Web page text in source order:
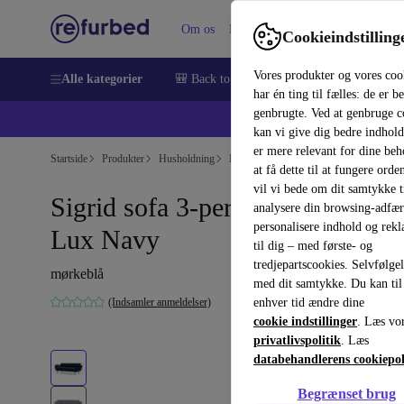
Vores produkter og vores
har én ting til fælles: de er
genbrugte. Ved at genbruge
kan vi give dig bedre
er mere relevant for dine
at få dette til at fungere
vil vi bede om dit samtykke
analysere din browsing-
personalisere indhold og
til dig – med første- og
tredjepartscookies.
med dit samtykke. Du kan til
enhver tid ændre dine
cookie indstillinger. Læs
privatlivspolitik. Læs
databehandlerens
Begrænset brug
Om os Hjælp
Alle kategorier 🎒 Back to school Smartphones
💻
Startside Produkter Husholdning Møbler
Sigrid sofa 3-personers velour
Lux Navy
mørkeblå
(Indsamler anmeldelser)